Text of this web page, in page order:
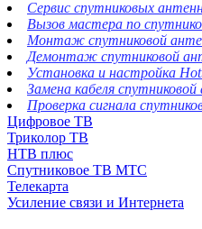
Сервис спутниковых
Вызов мастера по
Монтаж спутниковой
Демонтаж спутниковой
Установка и настройка
Замена кабеля
Проверка сигнала
Цифровое ТВ
Триколор ТВ
НТВ плюс
Спутниковое ТВ МТС
Телекарта
Усиление связи и Интернета